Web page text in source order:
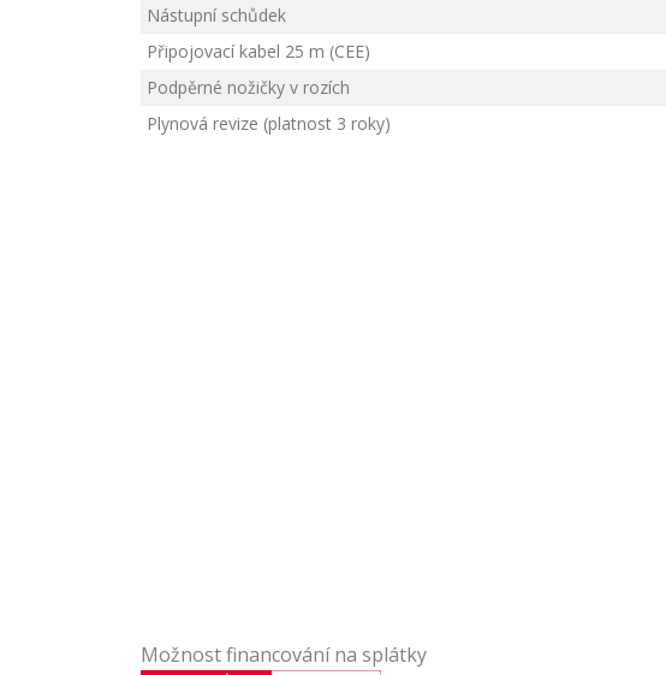
Nástupní schůdek
Připojovací kabel 25 m (CEE)
Podpěrné nožičky v rozích
Plynová revize (platnost 3 roky)
Možnost financování na splátky